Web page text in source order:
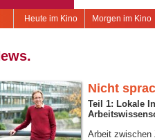
Morgen im Kino
Heute im Kino
Nicht
Teil 1: Lokale
Arbeit zwischen